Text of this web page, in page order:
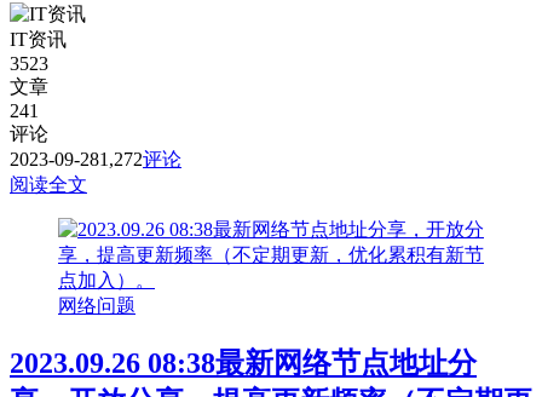
IT资讯
3523
文章
241
评论
2023-09-281,272评论
阅读全文
网络问题
2023.09.26 08:38最新网络节点地址分